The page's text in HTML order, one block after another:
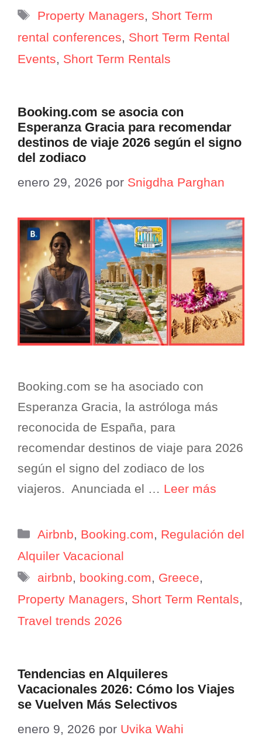
Etiquetas
Property Managers, Short Term
rental conferences, Short Term Rental
Events, Short Term Rentals
Booking.com se asocia con
Esperanza Gracia para recomendar
destinos de viaje 2026 según el signo
del zodiaco
enero 29, 2026 por Snigdha Parghan
Booking.com se ha asociado con
Esperanza Gracia, la astróloga más
reconocida de España, para
recomendar destinos de viaje para 2026
según el signo del zodiaco de los
viajeros. Anunciada el … Leer más
Categorías
Airbnb Booking.com
Regulación del
Alquiler Vacacional
Etiquetas
airbnb booking.com Greece
Property Managers
Short Term Rentals
Travel trends 2026
Tendencias en Alquileres
Vacacionales 2026: Cómo los Viajes
se Vuelven Más Selectivos
enero 9, 2026 por Uvika Wahi